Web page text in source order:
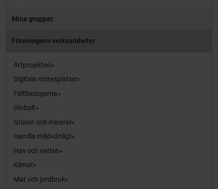
Mina grupper
Föreningens verksamheter
Artprojekten
Digitala mötesplatser
Fältbiologerna
Globalt
Gruvor och mineral
Handla miljövänligt
Hav och vatten
Klimat
Mat och jordbruk